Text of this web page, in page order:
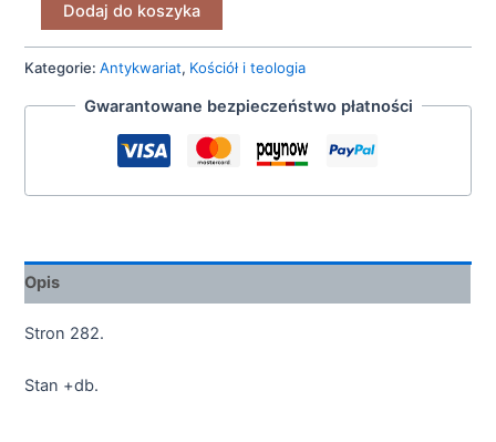
Dodaj do koszyka
Kategorie:Antykwariat, Kościół i teologia
Gwarantowane bezpieczeństwo płatności
Opis
Stron 282.
Stan +db.